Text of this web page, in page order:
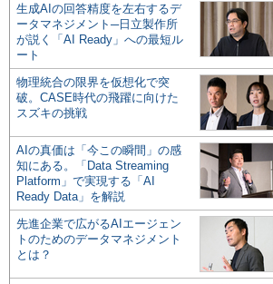
生成AIの回答精度を左右するデ
ータマネジメント─日立製作所
が説く「AI Ready」への最短ル
ート
物理統合の限界を仮想化で突
破。CASE時代の飛躍に向けた
スズキの挑戦
AIの真価は「今この瞬間」の感
知にある。「Data Streaming
Platform」で実現する「AI
Ready Data」を解説
先進企業で広がるAIエージェン
トのためのデータマネジメント
とは？